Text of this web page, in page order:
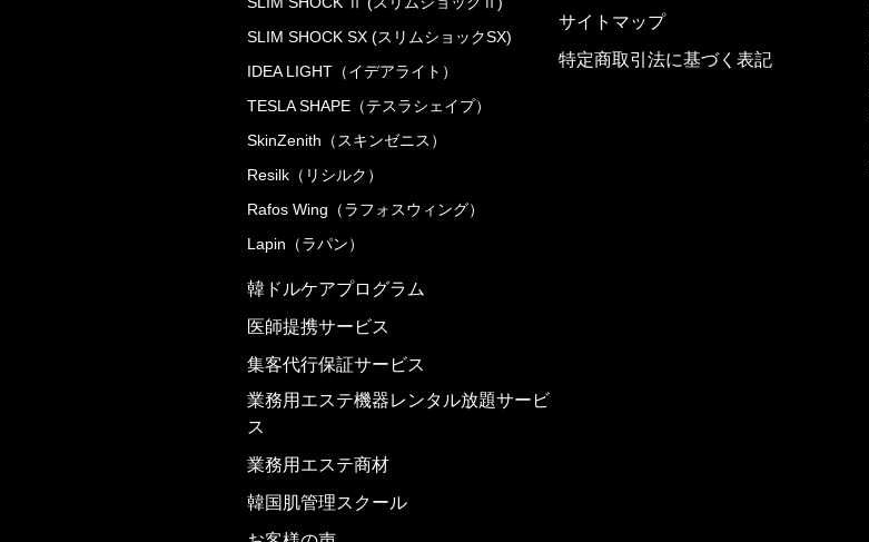
SLIM SHOCK SX (スリムショックSX)
IDEA LIGHT（イデアライト）
TESLA SHAPE（テスラシェイプ）
SkinZenith（スキンゼニス）
Resilk（リシルク）
Rafos Wing（ラフォスウィング）
Lapin（ラパン）
韓ドルケアプログラム
医師提携サービス
集客代行保証サービス
業務用エステ機器レンタル放題サービ
ス
業務用エステ商材
韓国肌管理スクール
サイトマップ
特定商取引法に基づく表記